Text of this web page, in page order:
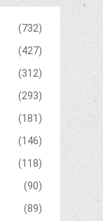
(732)
(427)
(312)
(293)
(181)
(146)
(118)
(90)
(89)